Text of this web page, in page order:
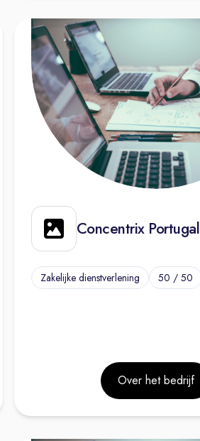
Concentrix Portugal
Zakelijke dienstverlening 50 / 50
Over het bedrijf